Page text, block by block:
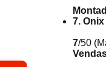
7. Onix
7/50